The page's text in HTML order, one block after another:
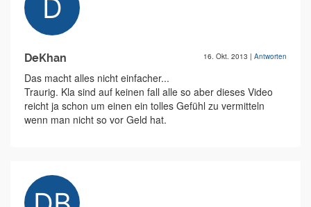
DeKhan 16. Okt. 2013 | Antworten
Das macht alles nicht einfacher...
Traurig. Kla sind auf keinen fall alle so aber dieses Video
reicht ja schon um einen ein tolles Gefühl zu vermitteln
wenn man nicht so vor Geld hat.